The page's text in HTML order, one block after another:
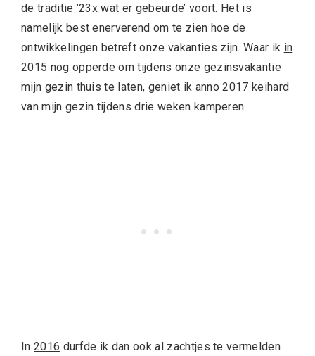
de traditie ’23x wat er gebeurde’ voort. Het is
namelijk best enerverend om te zien hoe de
ontwikkelingen betreft onze vakanties zijn. Waar ik in
2015 nog opperde om tijdens onze gezinsvakantie
mijn gezin thuis te laten, geniet ik anno 2017 keihard
van mijn gezin tijdens drie weken kamperen.
In 2016 durfde ik dan ook al zachtjes te vermelden